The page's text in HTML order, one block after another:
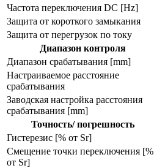
Частота переключения DC [Hz]
Защита от короткого замыкания
Защита от перегрузок по току
Диапазон контроля
Диапазон срабатывания [mm]
Настраиваемое расстояние
срабатывания
Заводская настройка расстояния
срабатывания [mm]
Точность/ погрешность
Гистерезис [% от Sr]
Смещение точки переключения [%
от Sr]